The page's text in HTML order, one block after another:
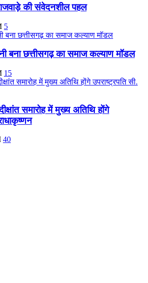
की संवेदनशील पहल
5
बना छत्तीसगढ़ का समाज कल्याण मॉडल
15
समारोह में मुख्य अतिथि होंगे
40